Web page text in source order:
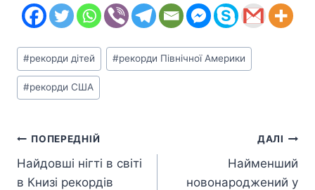
Позначки
запису:
#рекорди дітей #рекорди Північної Америки
#рекорди США
Навігація
записів
ПОПЕРЕДНІЙ
Найдовші нігті в світі
в Книзі рекордів
ДАЛІ
Найменший
новонароджений у